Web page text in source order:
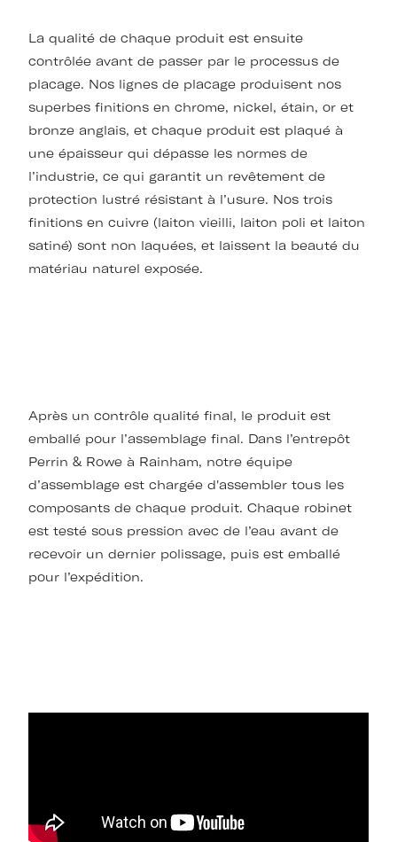
La qualité de chaque produit est ensuite
contrôlée avant de passer par le processus de
placage. Nos lignes de placage produisent nos
superbes finitions en chrome, nickel, étain, or et
bronze anglais, et chaque produit est plaqué à
une épaisseur qui dépasse les normes de
l’industrie, ce qui garantit un revêtement de
protection lustré résistant à l’usure. Nos trois
finitions en cuivre (laiton vieilli, laiton poli et laiton
satiné) sont non laquées, et laissent la beauté du
matériau naturel exposée.
Après un contrôle qualité final, le produit est
emballé pour l’assemblage final. Dans l’entrepôt
Perrin & Rowe à Rainham, notre équipe
d’assemblage est chargée d'assembler tous les
composants de chaque produit. Chaque robinet
est testé sous pression avec de l’eau avant de
recevoir un dernier polissage, puis est emballé
pour l’expédition.